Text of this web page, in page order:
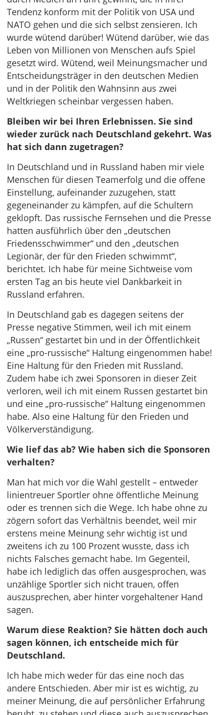
Tendenz konform mit der Politik von USA und
NATO gehen und die sich selbst zensieren. Ich
wurde wütend darüber! Wütend darüber, wie das
Leben von Millionen von Menschen aufs Spiel
gesetzt wird. Wütend, weil Meinungsmacher und
Entscheidungsträger in den deutschen Medien
und in der Politik den Wahnsinn aus zwei
Weltkriegen scheinbar vergessen haben.
Bleiben wir bei Ihren Erlebnissen. Sie sind
wieder zurück nach Deutschland gekehrt. Was
hat sich dann zugetragen?
In Deutschland und in Russland haben mir viele
Menschen für diesen Teamerfolg und die offene
Einstellung, aufeinander zuzugehen, statt
gegeneinander zu kämpfen, auf die Schultern
geklopft. Das russische Fernsehen und die Presse
hatten ausführlich über den „deutschen
Friedensschwimmer“ und den „deutschen
Legionär, der für den Frieden schwimmt“,
berichtet. Ich habe für meine Sichtweise vom
ersten Tag an bis heute viel Dankbarkeit in
Russland erfahren.
In Deutschland gab es dagegen seitens der
Presse negative Stimmen, weil ich mit einem
„Russen“ gestartet bin und in der Öffentlichkeit
eine „pro-russische“ Haltung eingenommen habe!
Eine Haltung für den Frieden mit Russland.
Zudem habe ich zwei Sponsoren in dieser Zeit
verloren, weil ich mit einem Russen gestartet bin
und eine „pro-russische“ Haltung eingenommen
habe. Also eine Haltung für den Frieden und
Völkerverständigung.
Wie lief das ab? Wie haben sich die Sponsoren
verhalten?
Man hat mich vor die Wahl gestellt – entweder
linientreuer Sportler ohne öffentliche Meinung
oder es trennen sich die Wege. Ich habe ohne zu
zögern sofort das Verhältnis beendet, weil mir
erstens meine Meinung sehr wichtig ist und
zweitens ich zu 100 Prozent wusste, dass ich
nichts Falsches gemacht habe. Im Gegenteil,
habe ich lediglich das offen ausgesprochen, was
unzählige Sportler sich nicht trauen, offen
auszusprechen, aber hinter vorgehaltener Hand
sagen.
Warum diese Reaktion? Sie hätten doch auch
sagen können, ich entscheide mich für
Deutschland.
Ich habe mich weder für das eine noch das
andere Entschieden. Aber mir ist es wichtig, zu
meiner Meinung, die auf persönlicher Erfahrung